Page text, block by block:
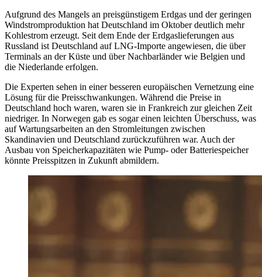
Aufgrund des Mangels an preisgünstigem Erdgas und der geringen
Windstromproduktion hat Deutschland im Oktober deutlich mehr
Kohlestrom erzeugt. Seit dem Ende der Erdgaslieferungen aus
Russland ist Deutschland auf LNG-Importe angewiesen, die über
Terminals an der Küste und über Nachbarländer wie Belgien und
die Niederlande erfolgen.
Die Experten sehen in einer besseren europäischen Vernetzung eine
Lösung für die Preisschwankungen. Während die Preise in
Deutschland hoch waren, waren sie in Frankreich zur gleichen Zeit
niedriger. In Norwegen gab es sogar einen leichten Überschuss, was
auf Wartungsarbeiten an den Stromleitungen zwischen
Skandinavien und Deutschland zurückzuführen war. Auch der
Ausbau von Speicherkapazitäten wie Pump- oder Batteriespeicher
könnte Preisspitzen in Zukunft abmildern.